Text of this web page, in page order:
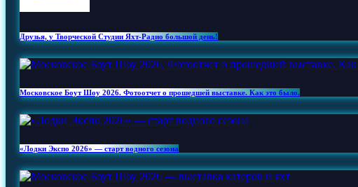
Друзья, у Творческой Студии Яхт‑Радио большой день!
Московское Боут Шоу 2026. Фотоотчет о прошедшей выставке. Как это было.
«Лодки Экспо 2026» — старт водного сезона